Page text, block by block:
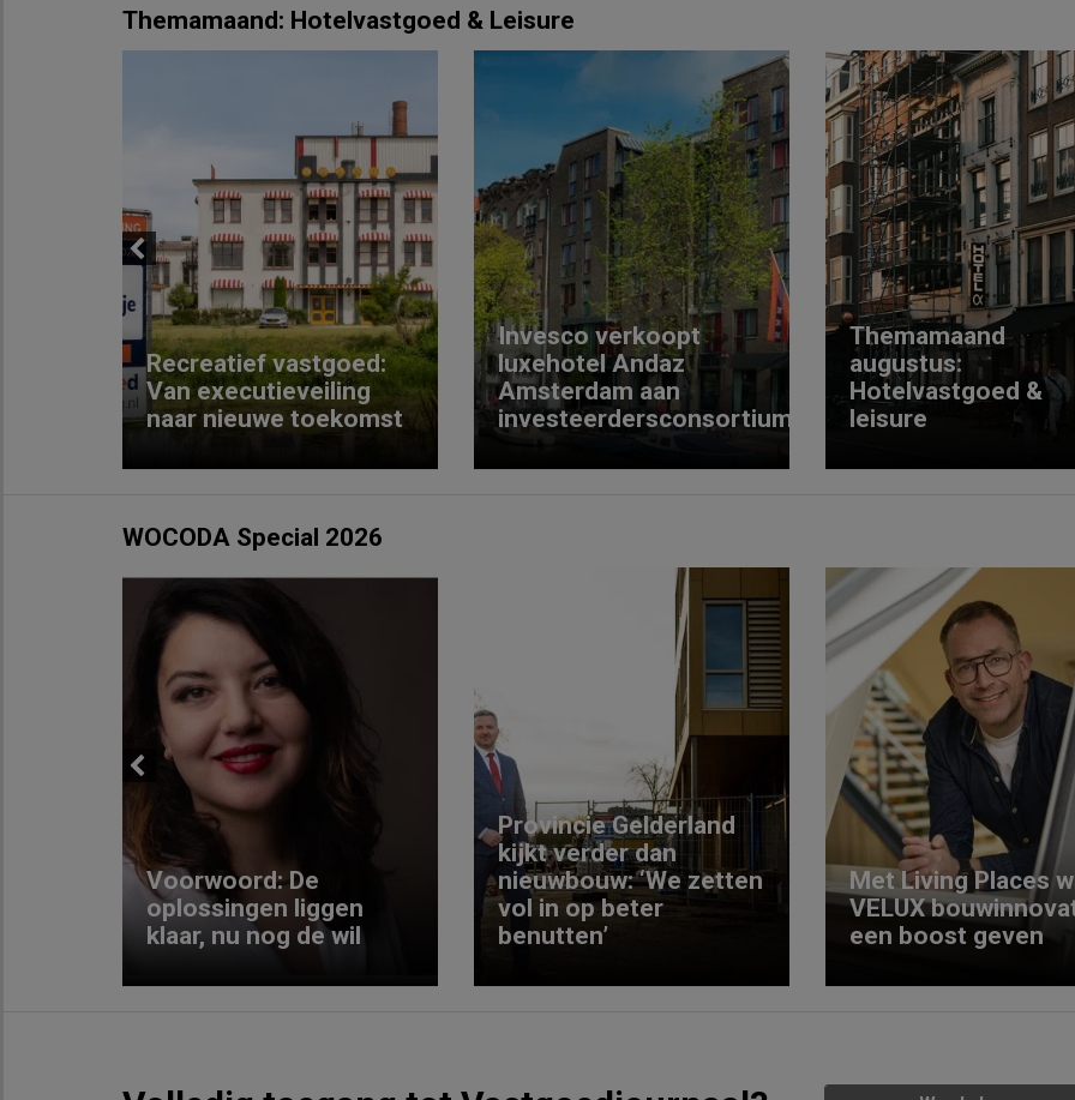
Themamaand: Hotelvastgoed & Leisure
Previous
Recreatief vastgoed:
Van executieveiling
naar nieuwe toekomst
Invesco verkoopt
luxehotel Andaz
Amsterdam aan
investeerdersconsortium
Themamaand
augustus:
Hotelvastgoed &
leisure
WOCODA Special 2026
Previous
Voorwoord: De
oplossingen liggen
klaar, nu nog de wil
Provincie Gelderland
kijkt verder dan
nieuwbouw: ‘We zetten
vol in op beter
benutten’
Met Living Places
VELUX
een boost geven